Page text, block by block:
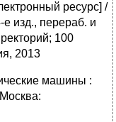
ресурс] /
изд., перераб. и
100
2013
машины :